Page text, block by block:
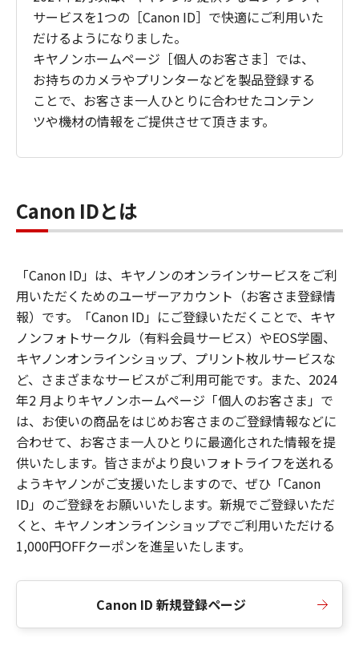
サービスを1つの［Canon ID］で快適にご利用いた
だけるようになりました。
キヤノンホームページ［個人のお客さま］では、
お持ちのカメラやプリンターなどを製品登録する
ことで、お客さま一人ひとりに合わせたコンテン
ツや機材の情報をご提供させて頂きます。
Canon IDとは
「Canon ID」は、キヤノンのオンラインサービスをご利
用いただくためのユーザーアカウント（お客さま登録情
報）です。「Canon ID」にご登録いただくことで、キヤ
ノンフォトサークル（有料会員サービス）やEOS学園、
キヤノンオンラインショップ、プリント枚ルサービスな
ど、さまざまなサービスがご利用可能です。また、2024
年2 月よりキヤノンホームページ「個人のお客さま」で
は、お使いの商品をはじめお客さまのご登録情報などに
合わせて、お客さま一人ひとりに最適化された情報を提
供いたします。皆さまがより良いフォトライフを送れる
ようキヤノンがご支援いたしますので、ぜひ「Canon
ID」のご登録をお願いいたします。新規でご登録いただ
くと、キヤノンオンラインショップでご利用いただける
1,000円OFFクーポンを進呈いたします。
Canon ID 新規登録ページ